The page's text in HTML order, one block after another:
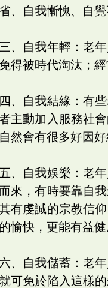
、自我慚愧、自
三、自我年輕：老
免得被時代淘汰；
四、自我結緣：有
主動加入服務社
自然會有很多好因
五、自我娛樂：老
來，有時要靠自
有虔誠的宗教信
的愉快，更能有益健
六、自我儲蓄：老
就可免於陷入這樣